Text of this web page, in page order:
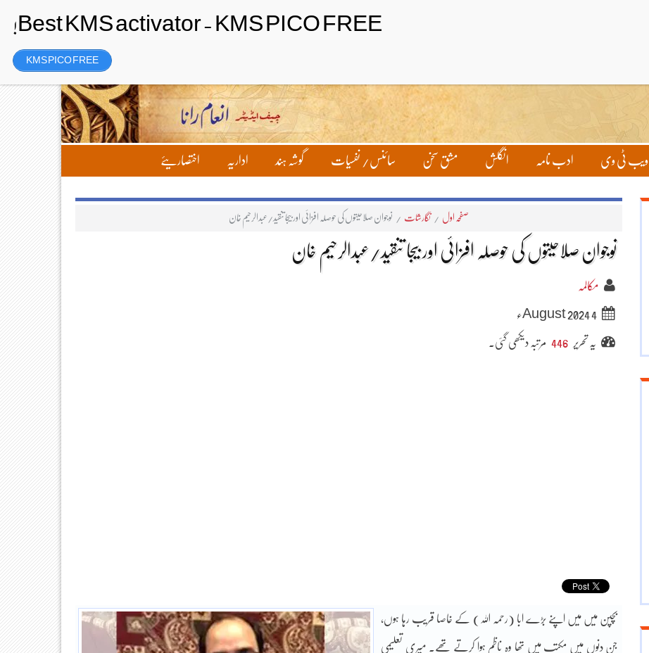
Thursday، 6 August 2026ء
ویب ٹی وی ادب نامہ انگلش مشق سخن سائنس/ نفسیات گوشہ ہند اداریہ اختصاریئے
صفحہ اول / نگارشات / نوجوان صلاحیتوں کی حوصلہ افزائی اور بیجا تنقید/عبدالرحیم خان
نوجوان صلاحیتوں کی حوصلہ افزائی اور بیجا تنقید/عبدالرحیم خان
مکالمہ
4 August 2024ء
یہ تحریر 446 مرتبہ دیکھی گئی۔
بچپن میں میں اپنے بڑے ابا (رحمہ اللہ) کے خاصا قریب رہا ہوں،
جن دنوں میں مکتب میں تھا وہ ناظم ہوا کرتے تھے۔ میری تعلیمی
KMS PICO FREE